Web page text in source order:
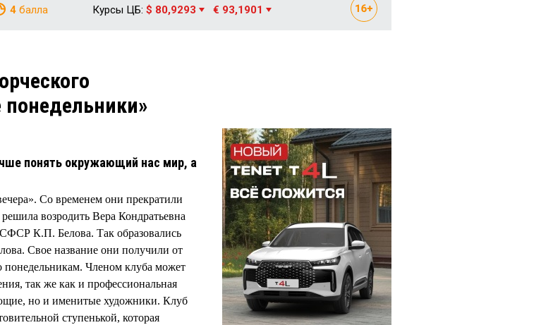
4 балла Курсы ЦБ: $ 80,9293 € 93,1901
понять окружающий нас мир, а
Со временем они прекратили
возродить Вера Кондратьевна
К.П. Белова. Так образовались
Свое название они получили от
понедельникам. Членом клуба может
так же как и профессиональная
но и именитые художники. Клуб
ступенькой, которая